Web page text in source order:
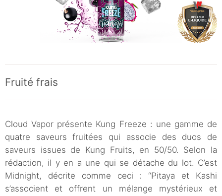
Fruité frais
Cloud Vapor présente Kung Freeze : une gamme de
quatre saveurs fruitées qui associe des duos de
saveurs issues de Kung Fruits, en 50/50. Selon la
rédaction, il y en a une qui se détache du lot. C’est
Midnight, décrite comme ceci : “Pitaya et Kashi
s’associent et offrent un mélange mystérieux et